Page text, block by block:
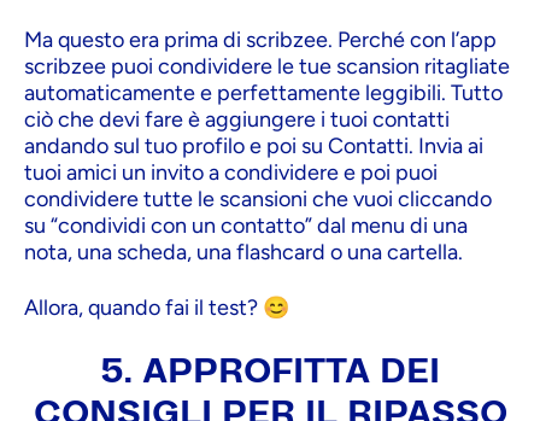
Ma questo era prima di scribzee. Perché con l’app
scribzee puoi condividere le tue scansion ritagliate
automaticamente e perfettamente leggibili. Tutto
ciò che devi fare è aggiungere i tuoi contatti
andando sul tuo profilo e poi su Contatti. Invia ai
tuoi amici un invito a condividere e poi puoi
condividere tutte le scansioni che vuoi cliccando
su “condividi con un contatto” dal menu di una
nota, una scheda, una flashcard o una cartella.
Allora, quando fai il test? 😊
5. APPROFITTA DEI